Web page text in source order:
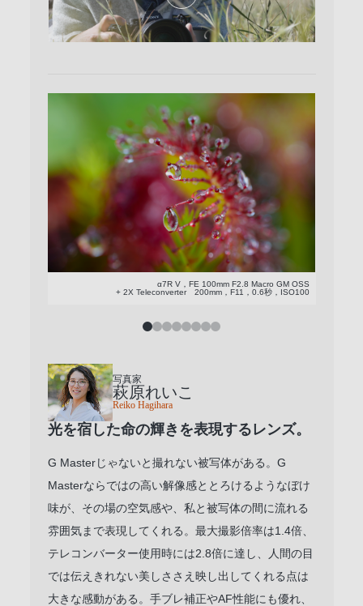
α7R V，FE 100mm F2.8 Macro GM OSS
+ 2X Teleconverter 200mm，F11，0.6秒，ISO100
写真家
萩原れいこ
Reiko Hagihara
光を宿した命の輝きを表現するレンズ。
G Masterじゃないと撮れない被写体がある。G
Masterならではの高い解像感ととろけるようなぼけ
味が、その場の空気感や、私と被写体の間に流れる
雰囲気まで表現してくれる。最大撮影倍率は1.4倍、
テレコンバーター使用時には2.8倍に達し、人間の目
では伝えきれない美しささえ映し出してくれる点は
大きな感動がある。手ブレ補正やAF性能にも優れ、